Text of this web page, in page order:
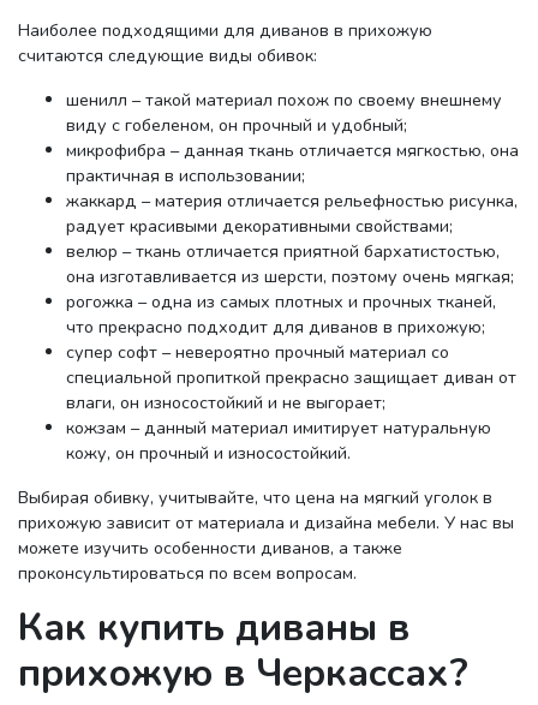
Наиболее подходящими для диванов в прихожую
считаются следующие виды обивок:
шенилл – такой материал похож по своему внешнему
виду с гобеленом, он прочный и удобный;
микрофибра – данная ткань отличается мягкостью, она
практичная в использовании;
жаккард – материя отличается рельефностью рисунка,
радует красивыми декоративными свойствами;
велюр – ткань отличается приятной бархатистостью,
она изготавливается из шерсти, поэтому очень мягкая;
рогожка – одна из самых плотных и прочных тканей,
что прекрасно подходит для диванов в прихожую;
супер софт – невероятно прочный материал со
специальной пропиткой прекрасно защищает диван от
влаги, он износостойкий и не выгорает;
кожзам – данный материал имитирует натуральную
кожу, он прочный и износостойкий.
Выбирая обивку, учитывайте, что цена на мягкий уголок в
прихожую зависит от материала и дизайна мебели. У нас вы
можете изучить особенности диванов, а также
проконсультироваться по всем вопросам.
Как купить диваны в
прихожую в Черкассах?